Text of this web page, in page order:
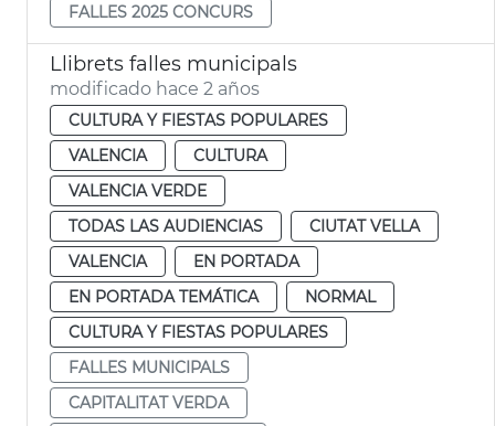
FALLES 2025 CONCURS
Llibrets falles municipals
modificado hace 2 años
CULTURA Y FIESTAS POPULARES
VALENCIA
CULTURA
VALENCIA VERDE
TODAS LAS AUDIENCIAS
CIUTAT VELLA
VALENCIA
EN PORTADA
EN PORTADA TEMÁTICA
NORMAL
CULTURA Y FIESTAS POPULARES
FALLES MUNICIPALS
CAPITALITAT VERDA